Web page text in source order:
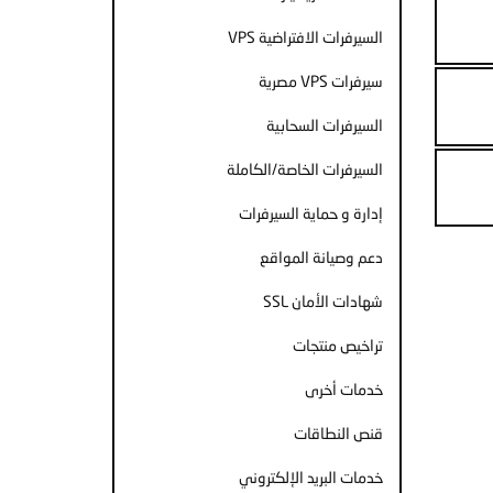
السيرفرات الافتراضية VPS
سيرفرات VPS مصرية
السيرفرات السحابية
السيرفرات الخاصة/الكاملة
إدارة و حماية السيرفرات
دعم وصيانة المواقع
شهادات الأمان SSL
تراخيص منتجات
خدمات أخرى
قنص النطاقات
خدمات البريد الإلكتروني